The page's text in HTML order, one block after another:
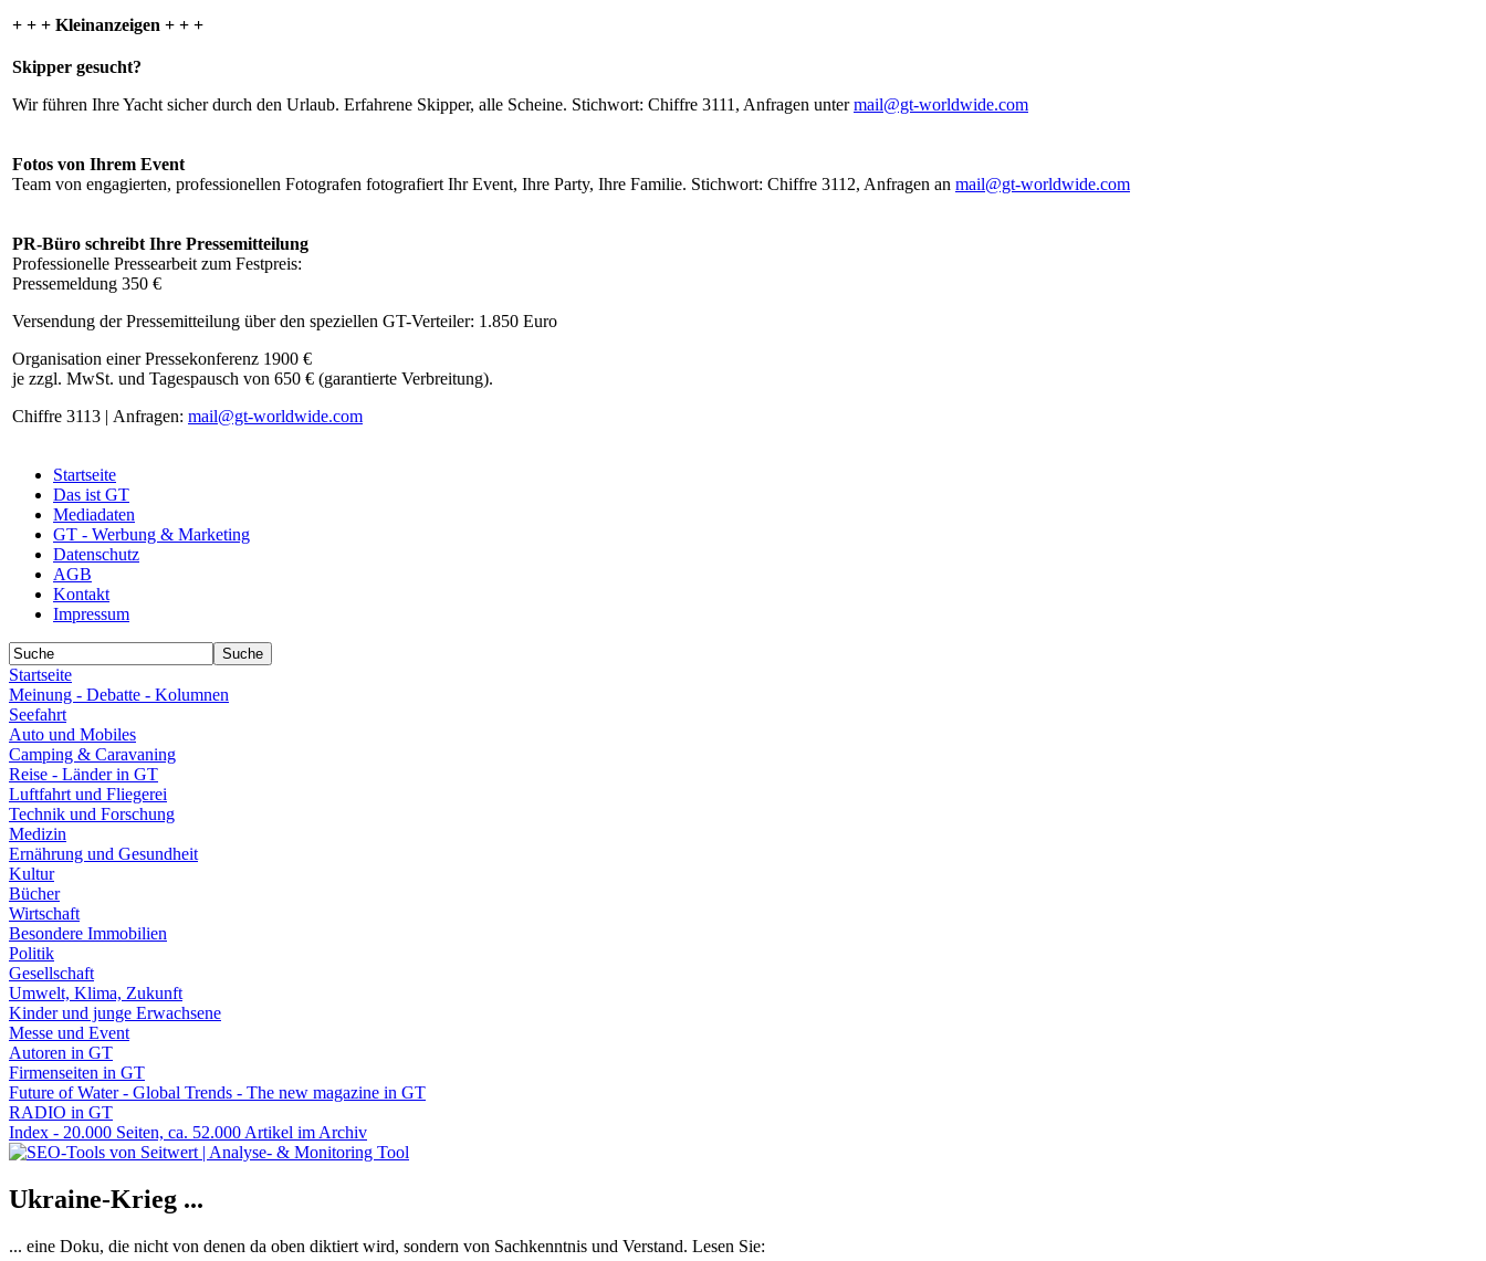
+ + + Kleinanzeigen + + +
Skipper gesucht?
Wir führen Ihre Yacht sicher durch den Urlaub. Erfahrene Skipper, alle Scheine. Stichwort: Chiffre 3111, Anfragen untermail@gt-worldwide.com
Fotos von Ihrem Event
Team von engagierten, professionellen Fotografen fotografiert Ihr Event, Ihre Party, Ihre Familie. Stichwort: Chiffre 3112, Anfragen an mail@gt-worldwide.com
PR-Büro schreibt Ihre Pressemitteilung
Professionelle Pressearbeit zum Festpreis:
Pressemeldung 350 €
Versendung der Pressemitteilung über den speziellen GT-Verteiler: 1.850 Euro
Organisation einer Pressekonferenz 1900 €
je zzgl. MwSt. und Tagespausch von 650 € (garantierte Verbreitung).
Chiffre 3113 | Anfragen: mail@gt-worldwide.com
Startseite
Das ist GT
Mediadaten
GT - Werbung & Marketing
Datenschutz
AGB
Kontakt
Impressum
Startseite
Meinung - Debatte - Kolumnen
Seefahrt
Auto und Mobiles
Camping & Caravaning
Reise - Länder in GT
Luftfahrt und Fliegerei
Technik und Forschung
Medizin
Ernährung und Gesundheit
Kultur
Bücher
Wirtschaft
Besondere Immobilien
Politik
Gesellschaft
Umwelt, Klima, Zukunft
Kinder und junge Erwachsene
Messe und Event
Autoren in GT
Firmenseiten in GT
Future of Water - Global Trends - The new magazine in GT
RADIO in GT
Index - 20.000 Seiten, ca. 52.000 Artikel im Archiv
Ukraine-Krieg ...
... eine Doku, die nicht von denen da oben diktiert wird, sondern von Sachkenntnis und Verstand. Lesen Sie: